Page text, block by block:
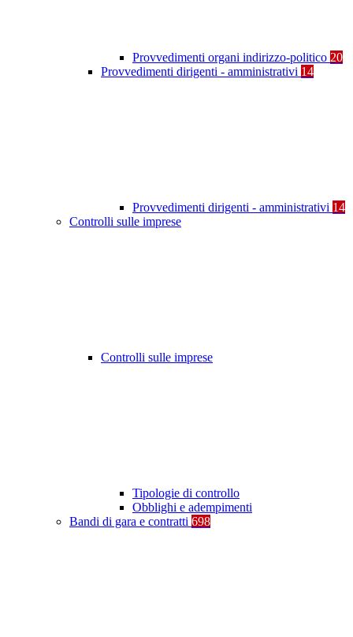
Provvedimenti organi indirizzo-politico 20
Provvedimenti dirigenti - amministrativi 14
Provvedimenti dirigenti - amministrativi 14
Controlli sulle imprese
Controlli sulle imprese
Tipologie di controllo
Obblighi e adempimenti
Bandi di gara e contratti 698